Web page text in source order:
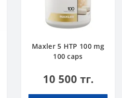
Maxler 5 HTP 100 mg
100 caps
10 500 тг.